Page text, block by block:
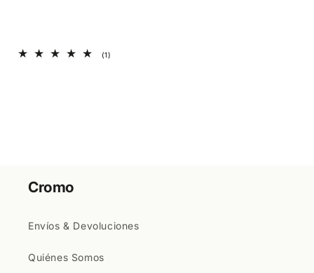
(1)
Cromo
Envíos & Devoluciones
Quiénes Somos